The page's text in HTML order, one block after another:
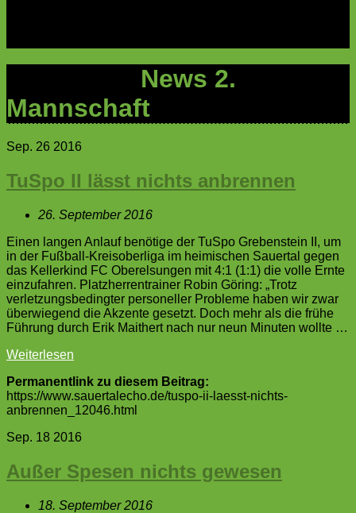
News 2.
Mannschaft
Sep. 26 2016
TuSpo II lässt nichts anbrennen
26. September 2016
Einen langen Anlauf benötige der TuSpo Grebenstein II, um
in der Fußball-Kreisoberliga im heimischen Sauertal gegen
das Kellerkind FC Oberelsungen mit 4:1 (1:1) die volle Ernte
einzufahren. Platzherrentrainer Robin Göring: „Trotz
verletzungsbedingter personeller Probleme haben wir zwar
überwiegend die Akzente gesetzt. Doch mehr als die frühe
Führung durch Erik Maithert nach nur neun Minuten wollte …
Weiterlesen
Permanentlink zu diesem Beitrag:
https://www.sauertalecho.de/tuspo-ii-laesst-nichts-
anbrennen_12046.html
Sep. 18 2016
Außer Spesen nichts gewesen
18. September 2016